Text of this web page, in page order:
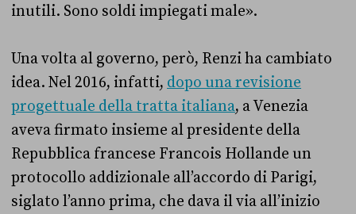
inutili. Sono soldi impiegati male».
Una volta al governo, però, Renzi ha cambiato
idea. Nel 2016, infatti, dopo una revisione
progettuale della tratta italiana, a Venezia
aveva firmato insieme al presidente della
Repubblica francese Francois Hollande un
protocollo addizionale all’accordo di Parigi,
siglato l’anno prima, che dava il via all’inizio